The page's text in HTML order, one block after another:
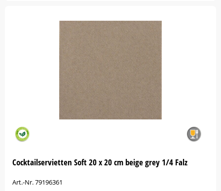
Cocktailservietten Soft 20 x 20 cm beige grey 1/4 Falz
Art.-Nr. 79196361